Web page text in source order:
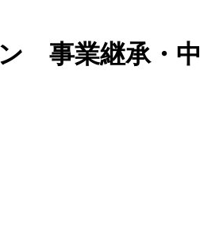
事業継承・